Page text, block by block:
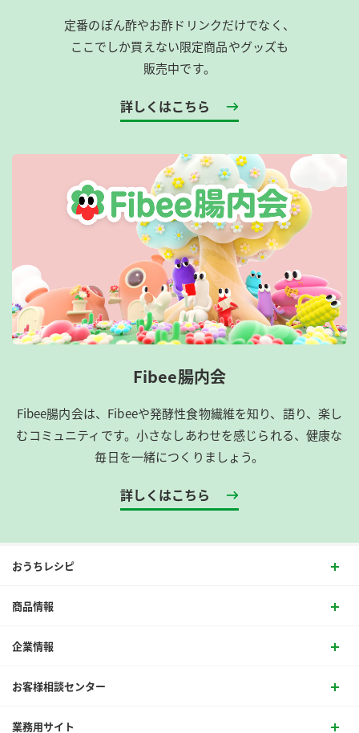
定番のぽん酢やお酢ドリンクだけでなく、
ここでしか買えない限定商品やグッズも
販売中です。
詳しくはこちら
Fibee腸内会
Fibee腸内会は、​Fibeeや発酵性食物繊維を知り、語り、楽し
むコミュニティです。​小さなしあわせを感じられる、健康な
毎日を一緒につくりましょう。
詳しくはこちら
おうちレシピ
商品情報
企業情報
お客様相談センター
業務用サイト